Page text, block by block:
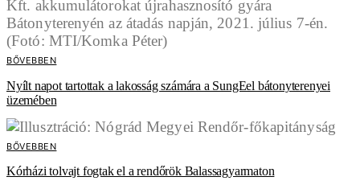
BŐVEBBEN
Nyílt napot tartottak a lakosság számára a SungEel bátonyterenyei
üzemében
BŐVEBBEN
Kórházi tolvajt fogtak el a rendőrök Balassagyarmaton